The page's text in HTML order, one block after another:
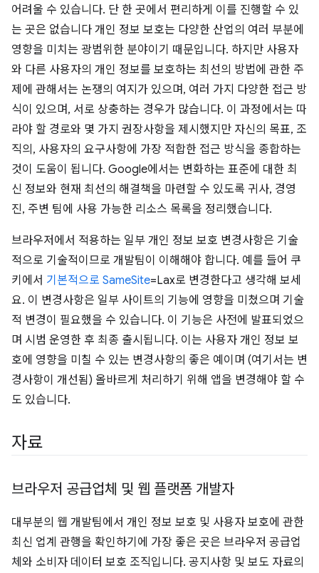
어려울 수 있습니다. 단 한 곳에서 편리하게 이를 진행할 수 있
는 곳은 없습니다 개인 정보 보호는 다양한 산업의 여러 부분에
영향을 미치는 광범위한 분야이기 때문입니다. 하지만 사용자
와 다른 사용자의 개인 정보를 보호하는 최선의 방법에 관한 주
제에 관해서는 논쟁의 여지가 있으며, 여러 가지 다양한 접근 방
식이 있으며, 서로 상충하는 경우가 많습니다. 이 과정에서는 따
라야 할 경로와 몇 가지 권장사항을 제시했지만 자신의 목표, 조
직의, 사용자의 요구사항에 가장 적합한 접근 방식을 종합하는
것이 도움이 됩니다. Google에서는 변화하는 표준에 대한 최
신 정보와 현재 최선의 해결책을 마련할 수 있도록 귀사, 경영
진, 주변 팀에 사용 가능한 리소스 목록을 정리했습니다.
브라우저에서 적용하는 일부 개인 정보 보호 변경사항은 기술
적으로 기술적이므로 개발팀이 이해해야 합니다. 예를 들어 쿠
키에서 기본적으로 SameSite=Lax로 변경한다고 생각해 보세
요. 이 변경사항은 일부 사이트의 기능에 영향을 미쳤으며 기술
적 변경이 필요했을 수 있습니다. 이 기능은 사전에 발표되었으
며 시범 운영한 후 최종 출시됩니다. 이는 사용자 개인 정보 보
호에 영향을 미칠 수 있는 변경사항의 좋은 예이며 (여기서는 변
경사항이 개선됨) 올바르게 처리하기 위해 앱을 변경해야 할 수
도 있습니다.
자료
브라우저 공급업체 및 웹 플랫폼 개발자
대부분의 웹 개발팀에서 개인 정보 보호 및 사용자 보호에 관한
최신 업계 관행을 확인하기에 가장 좋은 곳은 브라우저 공급업
체와 소비자 데이터 보호 조직입니다. 공지사항 및 보도 자료의